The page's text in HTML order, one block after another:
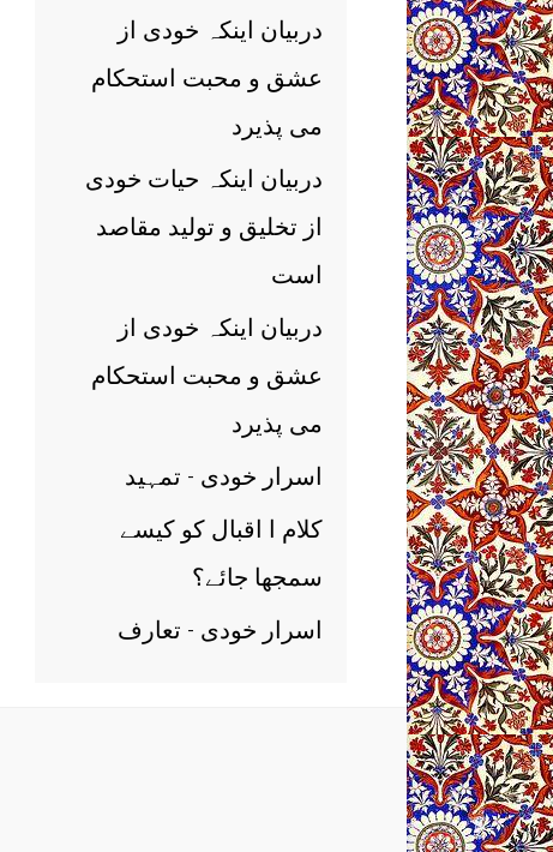
دربیان اینکہ خودی از
عشق و محبت استحکام
می پذیرد
دربیان اینکہ حیات خودی
از تخلیق و تولید مقاصد
است
دربیان اینکہ خودی از
عشق و محبت استحکام
می پذیرد
اسرار خودی - تمہید
کلام ا اقبال کو کیسے
سمجھا جائے؟
اسرار خودی - تعارف